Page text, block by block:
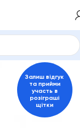
Залиш відгук
та прийми
участь в
розіграші
щітки